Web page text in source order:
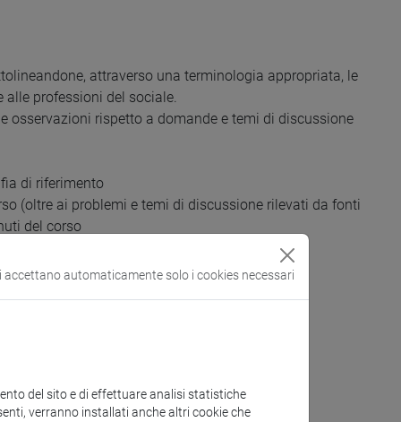
attraverso una terminologia appropriata, le
professioni del sociale.
osservazioni rispetto a domande e temi di discussione
di riferimento
(oltre ai problemi e temi di discussione rilevati da fonti
del corso
automaticamente solo i cookies necessari
del sito e di effettuare analisi statistiche
verranno installati anche altri cookie che